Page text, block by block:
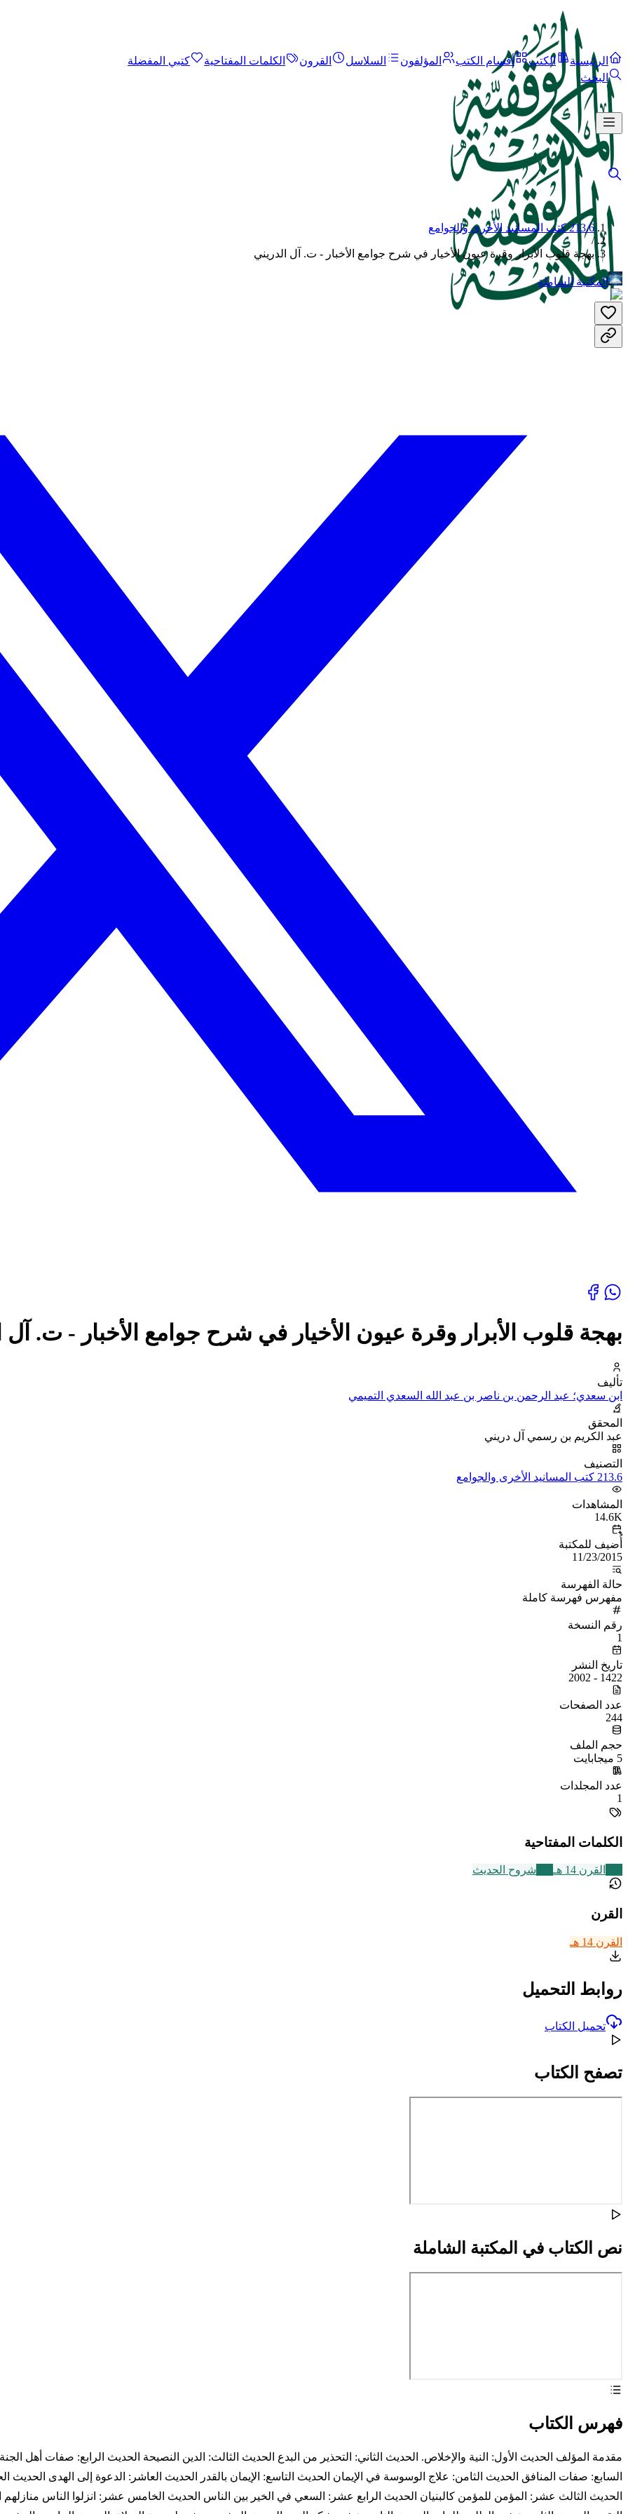
الرئيسية الكتب أقسام الكتب المؤلفون السلاسل القرون الكلمات المفتاحية
كتبي المفضلة
البحث
213.6 كتب المسانيد الأخرى والجوامع
/
بهجة قلوب الأبرار وقرة عيون الأخيار في شرح جوامع الأخبار - ت. آل الدريني
المكتبة الشاملة
بهجة قلوب الأبرار وقرة عيون الأخيار في شرح جوامع الأخبار - ت. آل
تأليف
ابن سعدي؛ عبد الرحمن بن ناصر بن عبد الله السعدي التميمي
المحقق
عبد الكريم بن رسمي آل دريني
التصنيف
213.6 كتب المسانيد الأخرى والجوامع
المشاهدات
14.6K
أُضيف للمكتبة
11/23/2015
حالة الفهرسة
مفهرس فهرسة كاملة
رقم النسخة
1
تاريخ النشر
1422 - 2002
عدد الصفحات
244
حجم الملف
5 ميجابايت
عدد المجلدات
1
الكلمات المفتاحية
القرن 14 هـ شروح الحديث
القرن
القرن 14 هـ
روابط التحميل
تحميل الكتاب
تصفح الكتاب
نص الكتاب في المكتبة الشاملة
فهرس الكتاب
مقدمة المؤلف الحديث الأول: النية والإخلاص. الحديث الثاني: التحذير من البدع الحديث الثالث: الدين النصيحة الحديث الرابع: صفات
السابع: صفات المنافق الحديث الثامن: علاج الوسوسة في الإيمان الحديث التاسع: الإيمان بالقدر الحديث العاشر: الدعوة إلى الهدى
الحديث الثالث عشر: المؤمن للمؤمن كالبنيان الحديث الرابع عشر: السعي في الخير بين الناس الحديث الخامس عشر: انزلوا الناس